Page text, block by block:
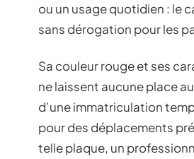
ou un usage quotidien : le
sans dérogation pour les
Sa couleur rouge et ses
ne laissent aucune place
d’une immatriculation
pour des déplacements
telle plaque, un